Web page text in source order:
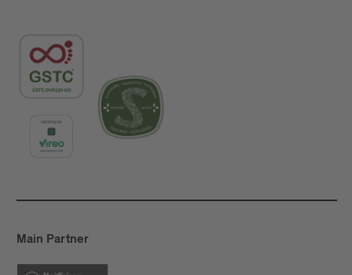
Main Partner